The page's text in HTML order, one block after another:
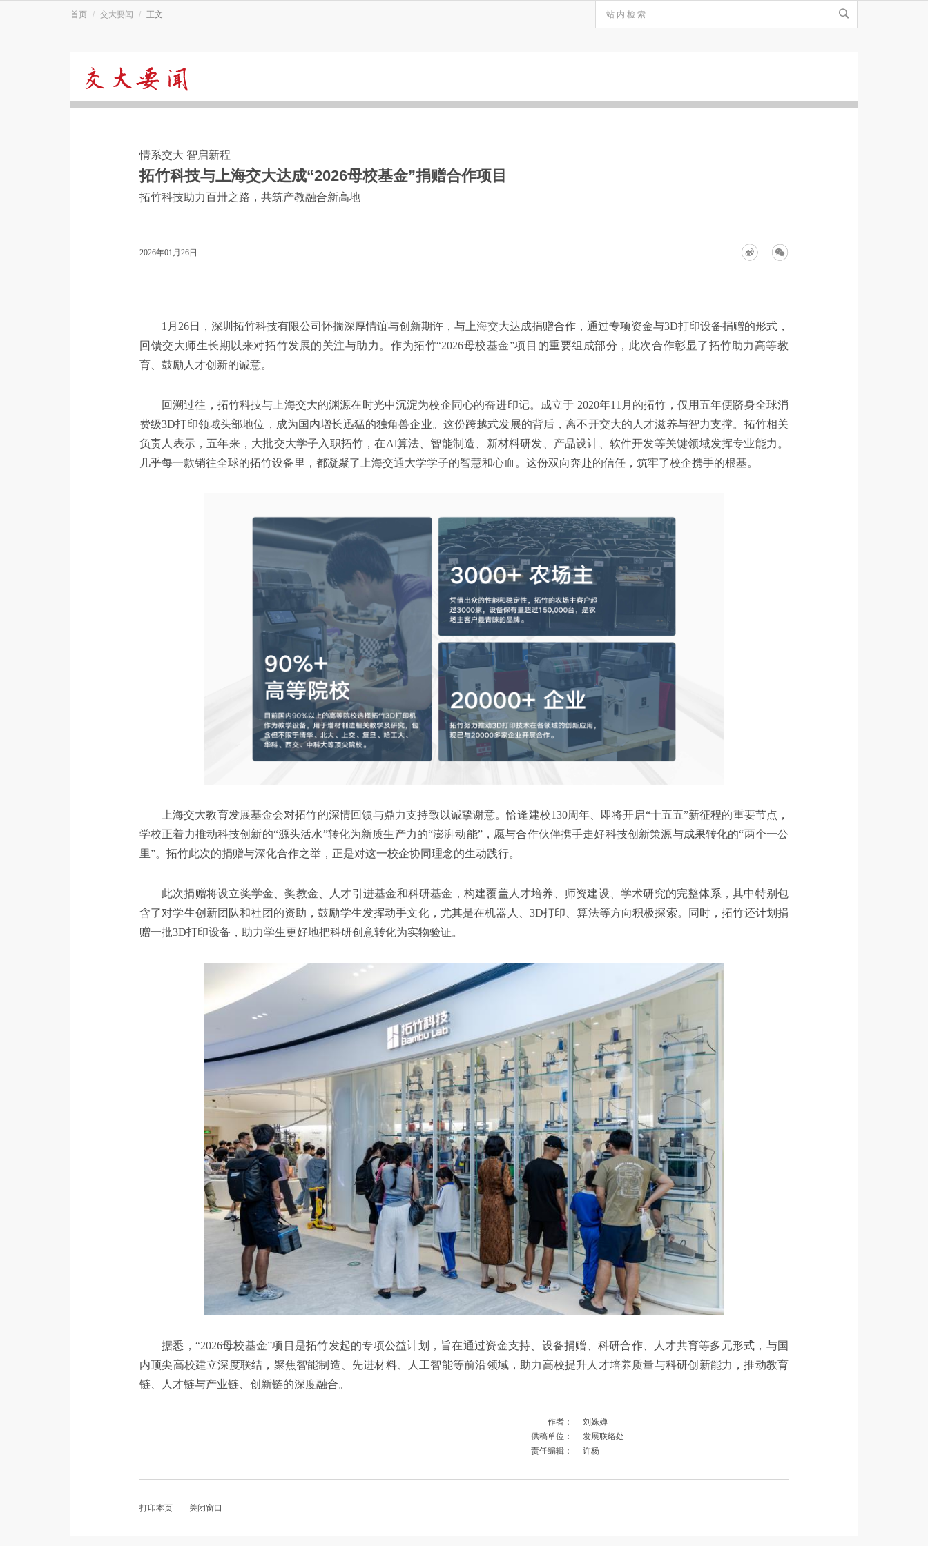
首页 交大要闻 正文
要
情系交大 智启新程
拓竹科技与上海交大达成“2026母校基金”捐赠合作项目
拓竹科技助力百卅之路，共筑产教融合新高地
2026年01月26日
1月26日，深圳拓竹科技有限公司怀揣深厚情谊与创新期许，与上海交大达成捐赠合作，通过专项资金与3D打印设备捐赠的形式，
回馈交大师生长期以来对拓竹发展的关注与助力。作为拓竹“2026母校基金”项目的重要组成部分，此次合作彰显了拓竹助力高等教
育、鼓励人才创新的诚意。
回溯过往，拓竹科技与上海交大的渊源在时光中沉淀为校企同心的奋进印记。成立于 2020年11月的拓竹，仅用五年便跻身全球消
费级3D打印领域头部地位，成为国内增长迅猛的独角兽企业。这份跨越式发展的背后，离不开交大的人才滋养与智力支撑。拓竹相关
负责人表示，五年来，大批交大学子入职拓竹，在Al算法、智能制造、新材料研发、产品设计、软件开发等关键领域发挥专业能力。
几乎每一款销往全球的拓竹设备里，都凝聚了上海交通大学学子的智慧和心血。这份双向奔赴的信任，筑牢了校企携手的根基。
上海交大教育发展基金会对拓竹的深情回馈与鼎力支持致以诚挚谢意。恰逢建校130周年、即将开启“十五五”新征程的重要节点，
学校正着力推动科技创新的“源头活水”转化为新质生产力的“澎湃动能”，愿与合作伙伴携手走好科技创新策源与成果转化的“两个一公
里”。拓竹此次的捐赠与深化合作之举，正是对这一校企协同理念的生动践行。
此次捐赠将设立奖学金、奖教金、人才引进基金和科研基金，构建覆盖人才培养、师资建设、学术研究的完整体系，其中特别包
含了对学生创新团队和社团的资助，鼓励学生发挥动手文化，尤其是在机器人、3D打印、算法等方向积极探索。同时，拓竹还计划捐
赠一批3D打印设备，助力学生更好地把科研创意转化为实物验证。
据悉，“2026母校基金”项目是拓竹发起的专项公益计划，旨在通过资金支持、设备捐赠、科研合作、人才共育等多元形式，与国
内顶尖高校建立深度联结，聚焦智能制造、先进材料、人工智能等前沿领域，助力高校提升人才培养质量与科研创新能力，推动教育
链、人才链与产业链、创新链的深度融合。
作者：
刘姝婵
供稿单位：
发展联络处
责任编辑：
许杨
打印本页 关闭窗口